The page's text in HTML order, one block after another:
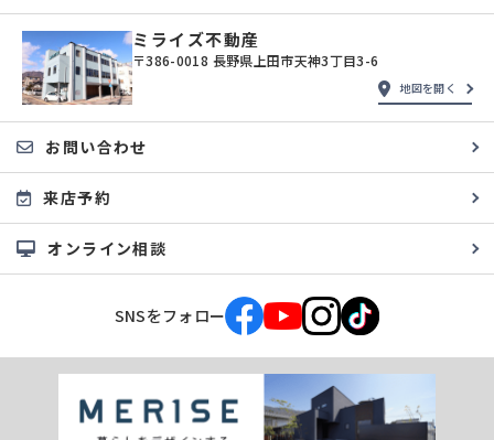
ミライズ不動産
〒386-0018 長野県上田市天神3丁目3-6
地図を開く
お問い合わせ
来店予約
オンライン相談
SNSをフォロー